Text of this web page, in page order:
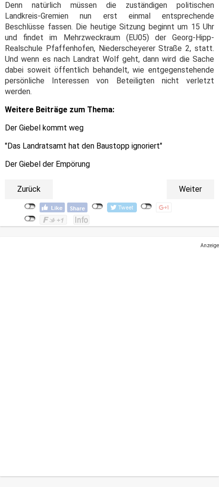
Denn natürlich müssen die zuständigen politischen
Landkreis-Gremien nun erst einmal entsprechende
Beschlüsse fassen. Die heutige Sitzung beginnt um 15 Uhr
und findet im Mehrzweckraum (EU05) der Georg-Hipp-
Realschule Pfaffenhofen, Niederscheyerer Straße 2, statt.
Und wenn es nach Landrat Wolf geht, dann wird die Sache
dabei soweit öffentlich behandelt, wie entgegenstehende
persönliche Interessen von Beteiligten nicht verletzt
werden.
Weitere Beiträge zum Thema:
Der Giebel kommt weg
"Das Landratsamt hat den Baustopp ignoriert"
Der Giebel der Empörung
Zurück Weiter
Anzeige